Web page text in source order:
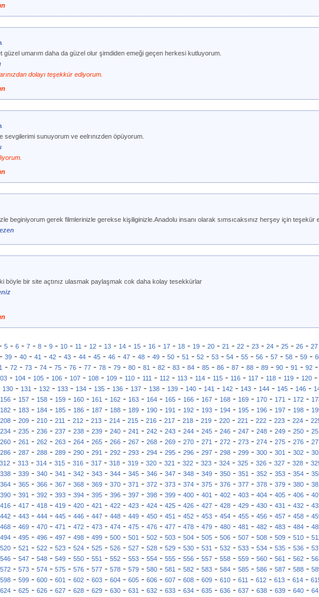
güzel umarım daha da güzel olur şimdiden emeği geçen herkesi kutluyorum.
dolayı teşekkür ediyorum.
sevgilerimi sunuyorum ve eelrınızden öpüyorum.
beginiyorum gerek filmlerinizle gerekse kişiliginizle.Anadolu insanı olarak sımsıcaksınız herşey için teşekür
böyle bir site açtınız ulasmak paylaşmak cok daha kolay tesekkürlar
5- 6- 7- 8- 9- 10- 11- 12- 13- 14- 15- 16- 17- 18- 19- 20- 21- 22- 23- 24- 25- 26- 27
39- 40- 41- 42- 43- 44- 45- 46- 47- 48- 49- 50- 51- 52- 53- 54- 55- 56- 57- 58- 59-
- 72 - 73 - 74 - 75 - 76 - 77 - 78 - 79 - 80 - 81 - 82 - 83 - 84 - 85 - 86 - 87 - 88 - 89 - 90 - 91 - 92 -
- 104 - 105 - 106 - 107 - 108 - 109 - 110 - 111 - 112 - 113 - 114 - 115 - 116 - 117 - 118 - 119 - 120 -
130 - 131 - 132 - 133 - 134 - 135 - 136 - 137 - 138 - 139 - 140 - 141 - 142 - 143 - 144 - 145 - 146 -
156- 157- 158- 159- 160- 161- 162- 163- 164- 165- 166- 167- 168- 169- 170- 171- 172-
182- 183- 184- 185- 186- 187- 188- 189- 190- 191- 192- 193- 194- 195- 196- 197- 198-
208 - 209 - 210 - 211 - 212 - 213 - 214 - 215 - 216 - 217 - 218 - 219 - 220 - 221 - 222 - 223 - 224 -
234- 235- 236- 237- 238- 239- 240- 241- 242- 243- 244- 245- 246- 247- 248- 249- 250-
260- 261- 262- 263- 264- 265- 266- 267- 268- 269- 270- 271- 272- 273- 274- 275- 276-
286- 287- 288- 289- 290- 291- 292- 293- 294- 295- 296- 297- 298- 299- 300- 301- 302-
312 - 313 - 314 - 315 - 316 - 317 - 318 - 319 - 320 - 321 - 322 - 323 - 324 - 325 - 326 - 327 - 328 -
338- 339- 340- 341- 342- 343- 344- 345- 346- 347- 348- 349- 350- 351- 352- 353- 354-
364- 365- 366- 367- 368- 369- 370- 371- 372- 373- 374- 375- 376- 377- 378- 379- 380-
390 - 391 - 392 - 393 - 394 - 395 - 396 - 397 - 398 - 399 - 400 - 401 - 402 - 403 - 404 - 405 - 406 -
416- 417- 418- 419- 420- 421- 422- 423- 424- 425- 426- 427- 428- 429- 430- 431- 432-
442- 443- 444- 445- 446- 447- 448- 449- 450- 451- 452- 453- 454- 455- 456- 457- 458-
468- 469- 470- 471- 472- 473- 474- 475- 476- 477- 478- 479- 480- 481- 482- 483- 484-
494 - 495 - 496 - 497 - 498 - 499 - 500 - 501 - 502 - 503 - 504 - 505 - 506 - 507 - 508 - 509 - 510 -
520- 521- 522- 523- 524- 525- 526- 527- 528- 529- 530- 531- 532- 533- 534- 535- 536-
546- 547- 548- 549- 550- 551- 552- 553- 554- 555- 556- 557- 558- 559- 560- 561- 562-
572- 573- 574- 575- 576- 577- 578- 579- 580- 581- 582- 583- 584- 585- 586- 587- 588-
598 - 599 - 600 - 601 - 602 - 603 - 604 - 605 - 606 - 607 - 608 - 609 - 610 - 611 - 612 - 613 - 614 -
624- 625- 626- 627- 628- 629- 630- 631- 632- 633- 634- 635- 636- 637- 638- 639- 640-